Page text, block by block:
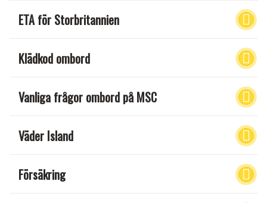
ETA för Storbritannien
Klädkod ombord
Vanliga frågor ombord på MSC
Väder Island
Försäkring